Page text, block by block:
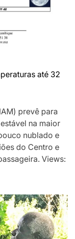
até 32
prevê para
na maior
nublado e
do Centro e
Views: